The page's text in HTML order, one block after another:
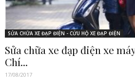
SỬA CHỮA XE ĐẠP ĐIỆN - CỨU HỘ XE ĐẠP ĐIỆN
Sửa chữa xe đạp điện xe
Chí...
17/08/2017